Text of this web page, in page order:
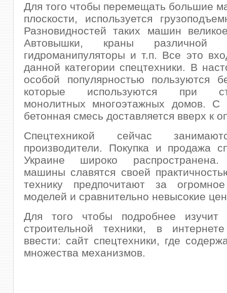
Для того чтобы перемещать большие
плоскости, используется
Разновидностей таких машин
Автовышки, краны различной
гидроманипуляторы и т.п. Все это
данной категории спецтехники. В
особой популярностью пользуются
которые используются при
монолитных многоэтажных домов.
бетонная смесь доставляется вверх к
Спецтехникой сейчас
производители. Покупка и продажа
Украине широко распространена.
машины славятся своей
технику предпочитают за
моделей и сравнительно невысокие
Для того чтобы подробнее изучит
строительной техники, в
ввести: сайт спецтехники, где
множества механизмов.